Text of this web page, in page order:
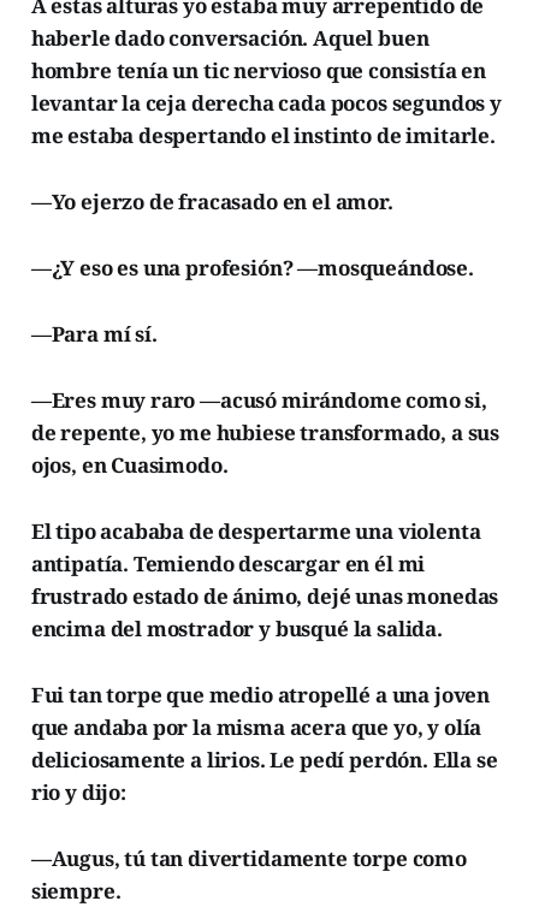
A estas alturas yo estaba muy arrepentido de
haberle dado conversación. Aquel buen
hombre tenía un tic nervioso que consistía en
levantar la ceja derecha cada pocos segundos y
me estaba despertando el instinto de imitarle.
—Yo ejerzo de fracasado en el amor.
—¿Y eso es una profesión? —mosqueándose.
—Para mí sí.
—Eres muy raro —acusó mirándome como si,
de repente, yo me hubiese transformado, a sus
ojos, en Cuasimodo.
El tipo acababa de despertarme una violenta
antipatía. Temiendo descargar en él mi
frustrado estado de ánimo, dejé unas monedas
encima del mostrador y busqué la salida.
Fui tan torpe que medio atropellé a una joven
que andaba por la misma acera que yo, y olía
deliciosamente a lirios. Le pedí perdón. Ella se
rio y dijo:
—Augus, tú tan divertidamente torpe como
siempre.